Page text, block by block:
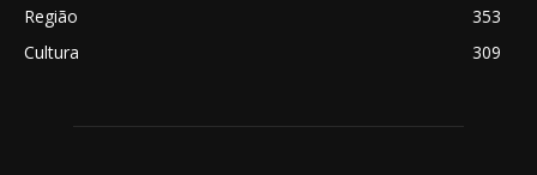
Região
353
Cultura
309